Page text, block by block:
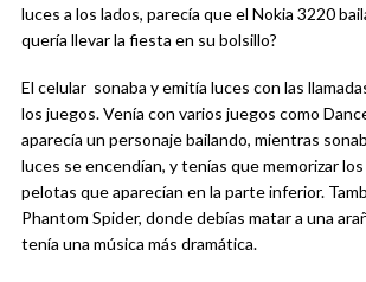
luces a los lados, parecía que el Nokia 3220
quería llevar la fiesta en su bolsillo?
El celular sonaba y emitía luces con las
los juegos. Venía con varios juegos como
aparecía un personaje bailando, mientras
luces se encendían, y tenías que memorizar
pelotas que aparecían en la parte inferior.
Phantom Spider, donde debías matar a una
tenía una música más dramática.